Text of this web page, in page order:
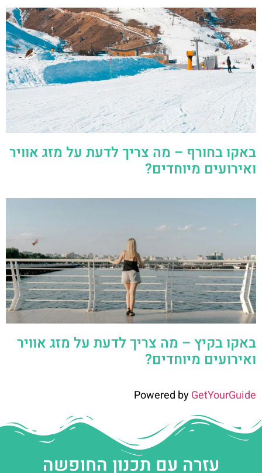
באקו בחורף – מה צריך לדעת על מזג אוויר
ואירועים מיוחדים?
באקו בקיץ – מה צריך לדעת על מזג אוויר
ואירועים מיוחדים?
Powered byGetYourGuide
עזרה עם תכנון החופשה